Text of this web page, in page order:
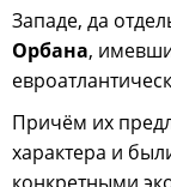
Западе, да
Орбана,
Причём их
характера и